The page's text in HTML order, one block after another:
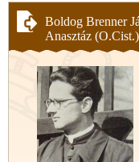
Boldog Brenner
Anasztáz (O.Cist.)